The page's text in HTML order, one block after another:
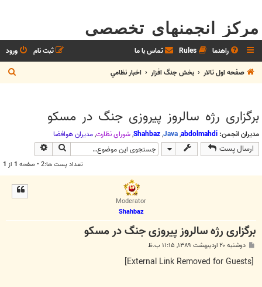
مرکز انجمنهای تخصصی
راهنما Rules تماس با ما ورود
ثبت نام
صفحه اول تالار
بخش جنگ افزار اخبار نظامي
س
برگزاری رژه سالروز پیروزی جنگ در مسکو
مدیران انجمن: abdolmahdi
,
Java
,
Shahbaz
,شوراي نظارت,مديران هوافضا
ارسال پست جستجو
تعداد پست ها:2 • صفحه 1 از 1
Moderator
Shahbaz
برگزاری رژه سالروز پیروزی جنگ در مسکو
ت
دوشنبه ۲۰ اردیبهشت ۱۳۸۹, ۱۱:۱۵ ب.ظ
[External Link Removed for Guests]